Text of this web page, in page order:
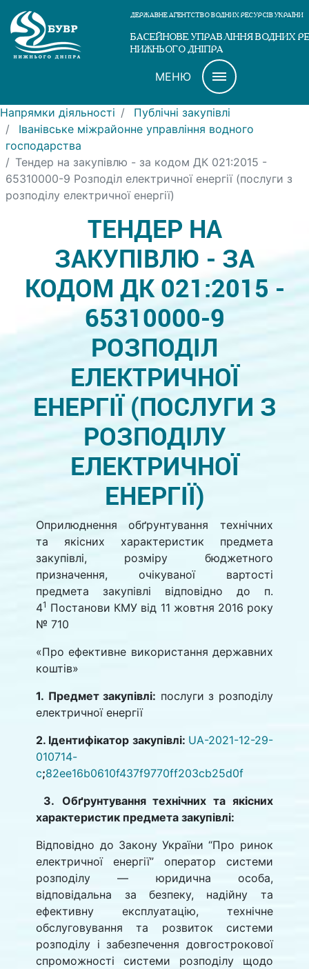
ДЕРЖАВНЕ АГЕНТСТВО ВОДНИХ РЕСУРСІВ УКРАЇНИ
БАСЕЙНОВЕ УПРАВЛІННЯ ВОДНИХ
НИЖНЬОГО ДНІПРА
МЕНЮ
Напрямки діяльності
Публічні закупівлі
Іванівське міжрайонне управління водного
господарства
Тендер на закупівлю - за кодом ДК 021:2015 -
65310000-9 Розподіл електричної енергії (послуги з
розподілу електричної енергії)
ТЕНДЕР НА
ЗАКУПІВЛЮ - ЗА
КОДОМ ДК 021:2015 -
65310000-9
РОЗПОДІЛ
ЕЛЕКТРИЧНОЇ
ЕНЕРГІЇ (ПОСЛУГИ З
РОЗПОДІЛУ
ЕЛЕКТРИЧНОЇ
ЕНЕРГІЇ)
Оприлюднення обґрунтування технічних
та якісних характеристик предмета
закупівлі, розміру бюджетного
призначення, очікуваної вартості
предмета закупівлі відповідно до п.
41 Постанови КМУ від 11 жовтня 2016 року
№ 710
«Про ефективне використання державних
коштів»
1. Предмет закупівлі: послуги з розподілу
електричної енергії
2. Ідентифікатор закупівлі: UA-2021-12-29-
010714-
c;82ee16b0610f437f9770ff203cb25d0f
3. Обґрунтування технічних та якісних
характеристик предмета закупівлі:
Відповідно до Закону України “Про ринок
електричної енергії” оператор системи
розподілу — юридична особа,
відповідальна за безпеку, надійну та
ефективну експлуатацію, технічне
обслуговування та розвиток системи
розподілу і забезпечення довгострокової
спроможності системи розподілу щодо